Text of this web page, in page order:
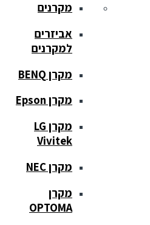
מקרנים
אביזרים
למקרנים
מקרן BENQ
מקרן Epson
מקרן LG
Vivitek
מקרן NEC
מקרן
OPTOMA